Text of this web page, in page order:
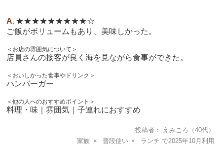
★★★★★★★★★☆
ご飯がボリュームもあり、美味しかった。
＜お店の雰囲気について＞
店員さんの接客が良く海を見ながら食事ができた。
＜おいしかった食事やドリンク＞
ハンバーガー
＜他の人へのおすすめポイント＞
料理・味｜雰囲気｜子連れにおすすめ
投稿者 えみころ
（40代）
家族
普段使い ランチ 2025年10月